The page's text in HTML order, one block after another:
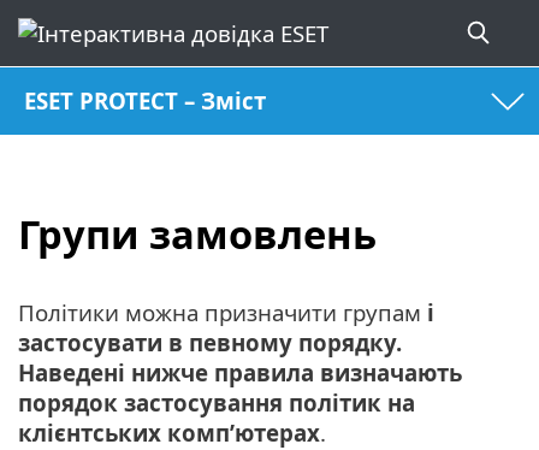
ESET PROTECT – Зміст
Групи замовлень
Політики можна призначити групам і
застосувати в певному порядку.
Наведені нижче правила визначають
порядок застосування політик на
клієнтських комп’ютерах.